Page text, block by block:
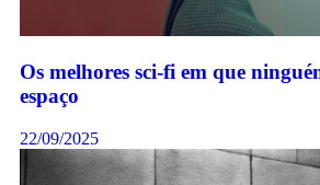
Os melhores sci-fi em que
espaço
22/09/2025